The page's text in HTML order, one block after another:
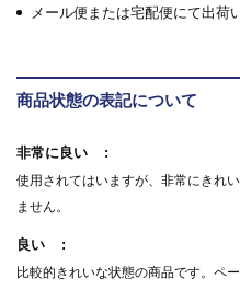
メール便または宅配便にて出荷
商品状態の表記について
非常に良い
使用されてはいますが、非常にきれ
ません。
良い
比較的きれいな状態の商品です。ペ